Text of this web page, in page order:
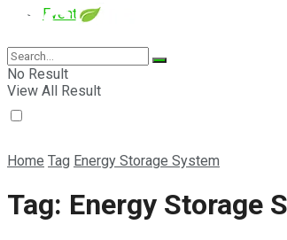
Event
E-Magazine
No Result
View All Result
Home Tag Energy Storage System
Tag: Energy Storage